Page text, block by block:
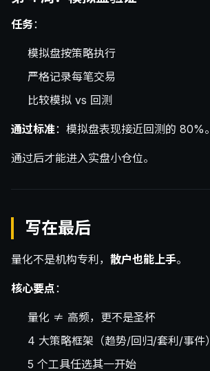
任务：
模拟盘按策略执行
严格记录每笔交易
比较模拟 vs 回测
通过标准：模拟盘表现接近回测的 80%。
通过后才能进入实盘小仓位。
写在最后
量化不是机构专利， 散户也能上手。
核心要点：
量化 ≠ 高频，更不是圣杯
4 大策略框架（趋势/回归/套利/事件）
5 个工具任选其一开始